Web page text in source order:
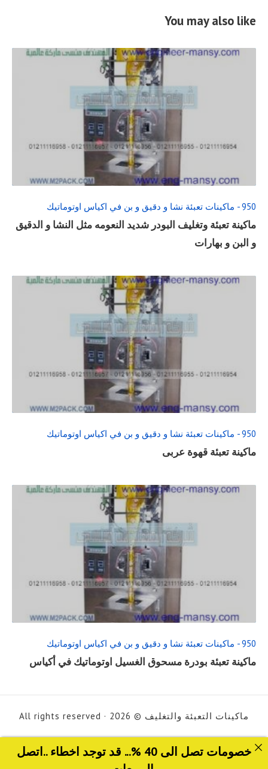
You may also like
READ
FULL
POST
950 - ماكينات تعبئة نشا و دقيق و بن في اكياس اوتوماتيك
ماكينة تعبئة وتغليف البودر شديد النعومه مثل النشا و الدقيق
و البن و بهارات
READ
FULL
POST
950 - ماكينات تعبئة نشا و دقيق و بن في اكياس اوتوماتيك
ماكينة تعبئة قهوة عربى
READ
FULL
POST
950 - ماكينات تعبئة نشا و دقيق و بن في اكياس اوتوماتيك
ماكينة تعبئة بودرة مسحوق الغسيل اوتوماتيك في أكياس
ماكينات التعبئة والتغليف © 2026 · All rights reserved
خصومات تصل الى 40 %... قد توجد اخطاء ..اتصل